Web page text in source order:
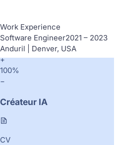
Work Experience
Software Engineer2021 – 2023
Anduril | Denver, USA
+
100%
−
Créateur IA
CV